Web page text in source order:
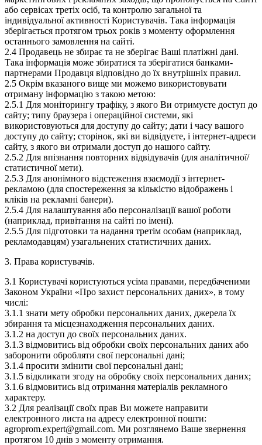
або сервісах третіх осіб, та контролю загальної та
індивідуальної активності Користувачів. Така інформація
зберігається протягом трьох років з моменту оформлення
останнього замовлення на сайті.
2.4 Продавець не збирає та не зберігає Ваші платіжні дані.
Така інформація може збиратися та зберігатися банками-
партнерами Продавця відповідно до їх внутрішніх правил.
2.5 Окрім вказаного вище ми можемо використовувати
отриману інформацію з такою метою:
2.5.1 Для моніторингу трафіку, з якого Ви отримуєте доступ до
сайту; типу браузера і операційної системи, які
використовуються для доступу до сайту; дати і часу вашого
доступу до сайту; сторінок, які ви відвідуєте, і інтернет-адреси
сайту, з якого ви отримали доступ до нашого сайту.
2.5.2 Для впізнання повторних відвідувачів (для аналітичної/
статистичної мети).
2.5.3 Для анонімного відстеження взаємодії з інтернет-
рекламою (для спостереження за кількістю відображень і
кліків на рекламні банери).
2.5.4 Для налаштування або персоналізації вашої роботи
(наприклад, привітання на сайті по імені).
2.5.5 Для підготовки та надання третім особам (наприклад,
рекламодавцям) узагальнених статистичних даних.
3. Права користувачів.
3.1 Користувачі користуються усіма правами, передбаченими
Законом України «Про захист персональних даних», в тому
числі:
3.1.1 знати мету обробки персональних даних, джерела їх
збирання та місцезнаходження персональних даних.
3.1.2 на доступ до своїх персональних даних.
3.1.3 відмовитись від обробки своїх персональних даних або
заборонити обробляти свої персональні дані;
3.1.4 просити змінити свої персональні дані;
3.1.5 відкликати згоду на обробку своїх персональних даних;
3.1.6 відмовитись від отримання матеріалів рекламного
характеру.
3.2 Для реалізації своїх прав Ви можете направити
електронного листа на адресу електронної пошти:
agroprom.expert@gmail.com. Ми розглянемо Ваше звернення
протягом 10 днів з моменту отримання.